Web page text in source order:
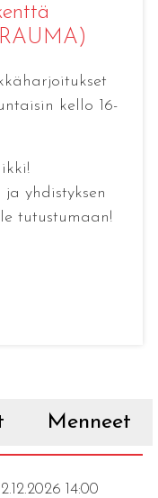
kello 16-
yhdistyksen
tutustumaan!
Menneet
14:00